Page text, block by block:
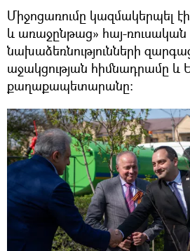
Միջոցառումը կազմակերպել
և առաջընթաց» հայ-
նախաձեռնությունների
աջակցության հիմնադրամը և
քաղաքապետարանը: